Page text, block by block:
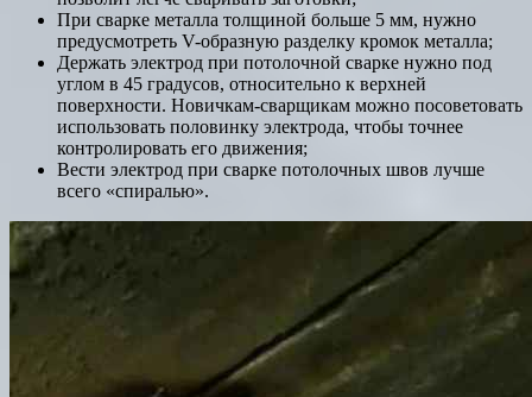
При сварке металла толщиной больше 5 мм, нужно
предусмотреть V-образную разделку кромок металла;
Держать электрод при потолочной сварке нужно под
углом в 45 градусов, относительно к верхней
поверхности. Новичкам-сварщикам можно посоветовать
использовать половинку электрода, чтобы точнее
контролировать его движения;
Вести электрод при сварке потолочных швов лучше
всего «спиралью».